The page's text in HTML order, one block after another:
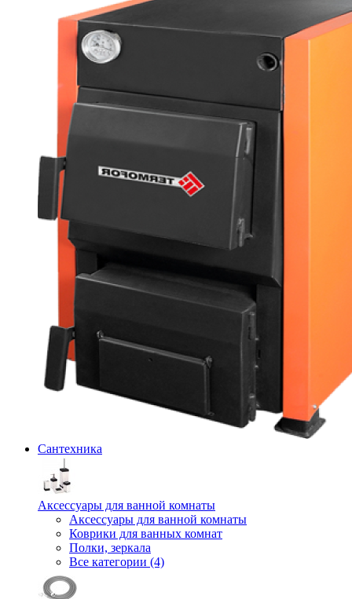
Сантехника
Аксессуары для ванной комнаты
Аксессуары для ванной комнаты
Коврики для ванных комнат
Полки, зеркала
Все категории (4)